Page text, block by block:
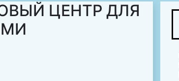
ЦЕНТР ДЛЯ